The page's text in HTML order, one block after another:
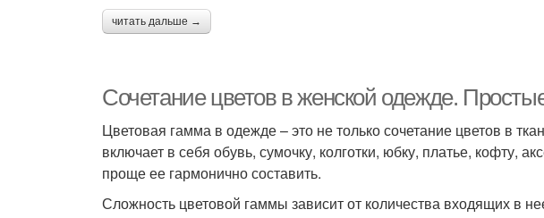
читать дальше →
Сочетание цветов в женской одежде.
Цветовая гамма в одежде – это не только сочетание цветов в
включает в себя обувь, сумочку, колготки, юбку, платье, кофту,
проще ее гармонично составить.
Сложность цветовой гаммы зависит от количества входящих в